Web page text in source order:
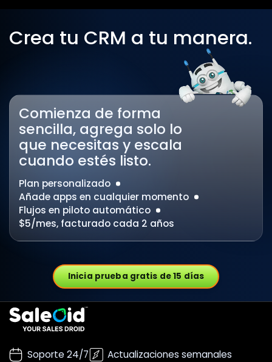
Crea tu CRM a tu manera.
Comienza de forma
sencilla, agrega solo lo
que necesitas y escala
cuando estés listo.
Plan personalizado
Añade apps en cualquier momento
Flujos en piloto automático
$5/mes, facturado cada 2 años
Inicia prueba gratis de 15 días
Soporte 24/7
Actualizaciones semanales